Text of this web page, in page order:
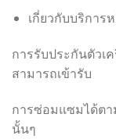
เกี่ยวกับบริการ
การรับประกันตัวเ
สามารถเข้ารับ
การซ่อมแซมได้ต
นั้นๆ